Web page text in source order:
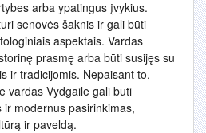
arba ypatingus įvykius.
senovės šaknis ir gali būti
aspektais. Vardas
prasmę arba būti susijęs su
ir tradicijomis. Nepaisant to,
vardas Vydgaile gali būti
modernus pasirinkimas,
ir paveldą.